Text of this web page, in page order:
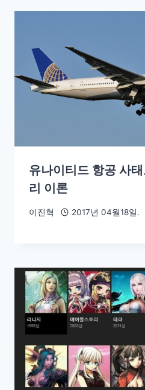
유나이티드 항공 사
리 이론
이진혁 2017년 04월18일.